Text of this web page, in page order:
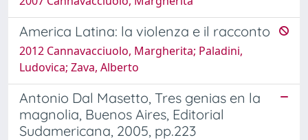
America Latina: la violenza e il racconto
2012 Cannavacciuolo, Margherita; Paladini,
Ludovica; Zava, Alberto
Antonio Dal Masetto, Tres genias en la
magnolia, Buenos Aires, Editorial
Sudamericana, 2005, pp.223